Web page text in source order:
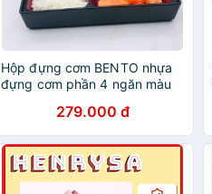
Hộp đựng cơm BENTO nhựa
đựng cơm phần 4 ngăn màu
279.000 đ